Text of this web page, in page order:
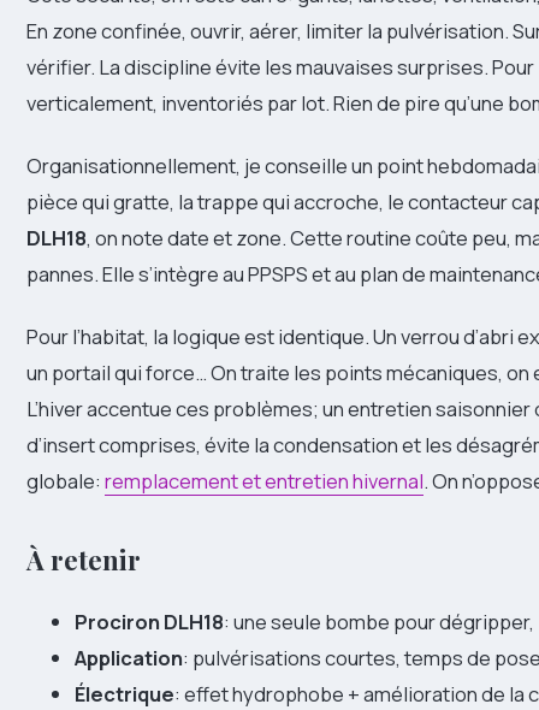
En zone confinée, ouvrir, aérer, limiter la pulvérisation.
vérifier. La discipline évite les mauvaises surprises.
verticalement, inventoriés par lot. Rien de pire qu’une
Organisationnellement, je conseille un point
pièce qui gratte, la trappe qui accroche, le contacteur
DLH18, on note date et zone. Cette routine coûte peu,
pannes. Elle s’intègre au PPSPS et au plan de
Pour l’habitat, la logique est identique. Un verrou d’abri
un portail qui force… On traite les points mécaniques,
L’hiver accentue ces problèmes; un entretien
d’insert comprises, évite la condensation et les
globale: remplacement et entretien hivernal. On
À retenir
Prociron DLH18: une seule bombe pour
Application: pulvérisations courtes, temps de
Électrique: effet hydrophobe + amélioration de la